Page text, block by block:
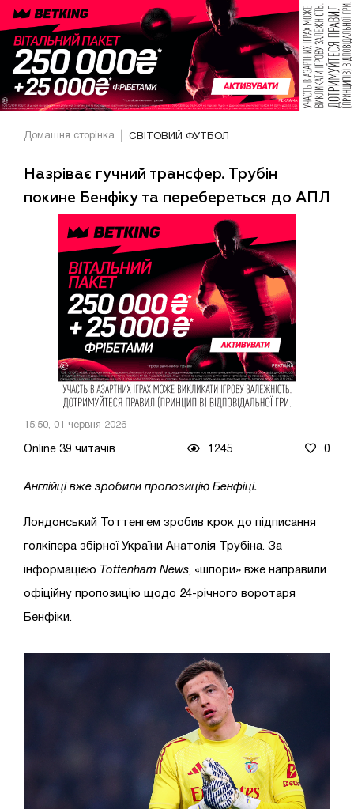
Домашня сторінка СВІТОВИЙ ФУТБОЛ
Назріває гучний трансфер. Трубін
покине Бенфіку та перебереться до АПЛ
15:50, 01 червня 2026
Online 39 читачів 1245 0
Англійці вже зробили пропозицію Бенфіці.
Лондонський Тоттенгем зробив крок до підписання
голкіпера збірної України Анатолія Трубіна. За
інформацією Tottenham News , «шпори» вже направили
офіційну пропозицію щодо 24-річного воротаря
Бенфіки.